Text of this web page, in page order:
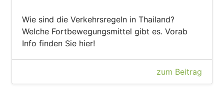
Wie sind die Verkehrsregeln in Thailand?
Welche Fortbewegungsmittel gibt es. Vorab
Info finden Sie hier!
zum Beitrag